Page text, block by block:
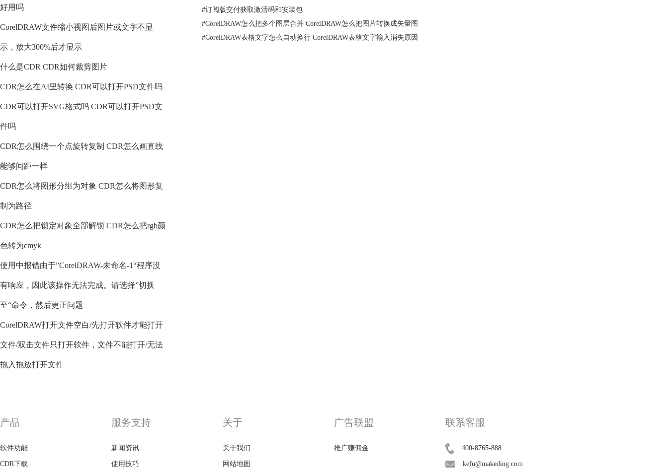
好用吗
CorelDRAW文件缩小视图后图片或文字不显
示，放大300%后才显示
什么是CDR CDR如何裁剪图片
CDR怎么在AI里转换 CDR可以打开PSD文件吗
CDR可以打开SVG格式吗 CDR可以打开PSD文
件吗
CDR怎么围绕一个点旋转复制 CDR怎么画直线
能够间距一样
CDR怎么将图形分组为对象 CDR怎么将图形复
制为路径
CDR怎么把锁定对象全部解锁 CDR怎么把rgb颜
色转为cmyk
使用中报错由于”CorelDRAW-未命名-1“程序没
有响应，因此该操作无法完成。请选择”切换
至“命令，然后更正问题
CorelDRAW打开文件空白/先打开软件才能打开
文件/双击文件只打开软件，文件不能打开/无法
拖入拖放打开文件
#订阅版交付获取激活码和安装包
#CorelDRAW怎么把多个图层合并 CorelDRAW怎么把图片转换成矢量图
#CorelDRAW表格文字怎么自动换行 CorelDRAW表格文字输入消失原因
产品
软件功能
CDR下载
服务支持
新闻资讯
使用技巧
关于
关于我们
网站地图
广告联盟
推广赚佣金
联系客服
400-8765-888
kefu@makeding.com